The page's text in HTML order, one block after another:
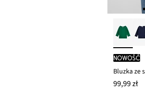
nowość
99,99 zł